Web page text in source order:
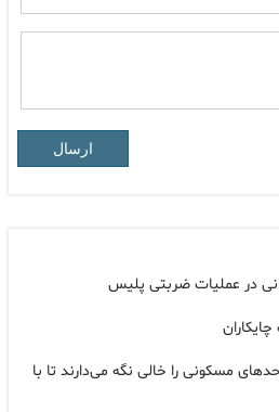
ارسال
در عملیات ضربتی پلیس
مسکونی را خالی نگه می‌دارند تا با